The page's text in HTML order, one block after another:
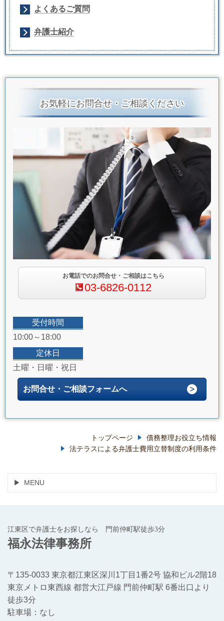
よくあるご質問
弁護士紹介
お気軽にお問合せ・ご相談ください
お電話でのお問合せ・ご相談はこちら
03-6826-0112
受付時間
10:00～18:00
定休日
土曜・日曜・祝日
お問合せ・ご相談フォームへ
トップページ
債務整理お役立ち情報
法テラスによる弁護士費用立替制度の利用条件
MENU
江東区で弁護士をお探しなら 門前仲町駅徒歩3分
福永法律事務所
〒135-0033 東京都江東区深川1丁目1番2号 協和ビル2階18
東京メトロ東西線 都営大江戸線 門前仲町駅 6番出口より
徒歩3分
駐車場：なし